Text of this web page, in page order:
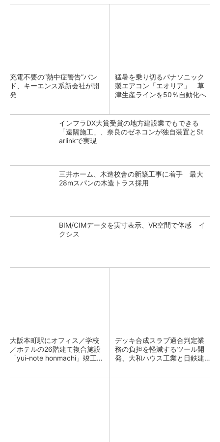
充電不要の“熱中症警告”バン
ド、キーエンス系新会社が開
発
猛暑を乗り切るパナソニック
製エアコン「エオリア」 草
津生産ラインを50％自動化へ
インフラDX大賞受賞の地方建設業でもできる
「遠隔施工」、奈良のゼネコンが独自装置とSt
arlinkで実現
三井ホーム、木造校舎の新築工事に着手 最大
28mスパンの木造トラス採用
BIM/CIMデータを実寸表示、VR空間で体感 イ
クシス
大阪本町駅にオフィス／学校
／ホテルの26階建て複合施設
「yui-note honmachi」竣工、
デッキ合成スラブ適合判定業
務の負担を軽減するツール開
発、大和ハウス工業と日鉄建